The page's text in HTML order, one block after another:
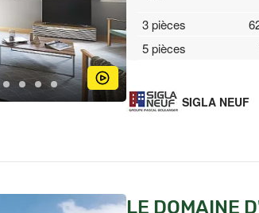
3 pièces
5 pièces
SIGLA NEUF
LE DOMAINE